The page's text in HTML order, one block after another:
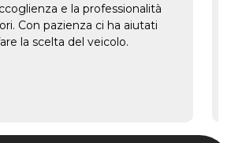
e la professionalità
Con pazienza ci ha aiutati
la scelta del veicolo.